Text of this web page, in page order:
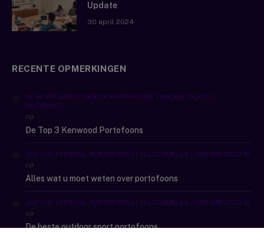
Update
30 april 2024
RECENTE OPMERKINGEN
DE BESTE GROOT BEREIK PORTOFOONS | WALKIE TALKIES |
ONEDIRECT
op
De Top 3 Kenwood Portofoons
UHF VHF VERSCHIL PORTOFOONS | TELECOMBLOG | ONEDIRECT.CO.NL
op
Alles wat u moet weten over portofoons
UHF VHF VERSCHIL PORTOFOONS | TELECOMBLOG | ONEDIRECT.CO.NL
op
De beste outdoor sport portofoons